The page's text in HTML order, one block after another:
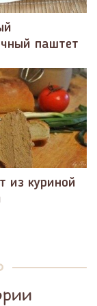
паштет
из куриной